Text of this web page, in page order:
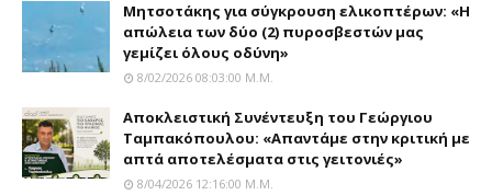
Μητσοτάκης για σύγκρουση ελικοπτέρων: «Η
απώλεια των δύο (2) πυροσβεστών μας
γεμίζει όλους οδύνη»
8/02/2026 08:03:00 Μ.μ.
Αποκλειστική Συνέντευξη του Γεώργιου
Ταμπακόπουλου: «Απαντάμε στην κριτική με
απτά αποτελέσματα στις γειτονιές»
8/04/2026 12:16:00 Μ.μ.